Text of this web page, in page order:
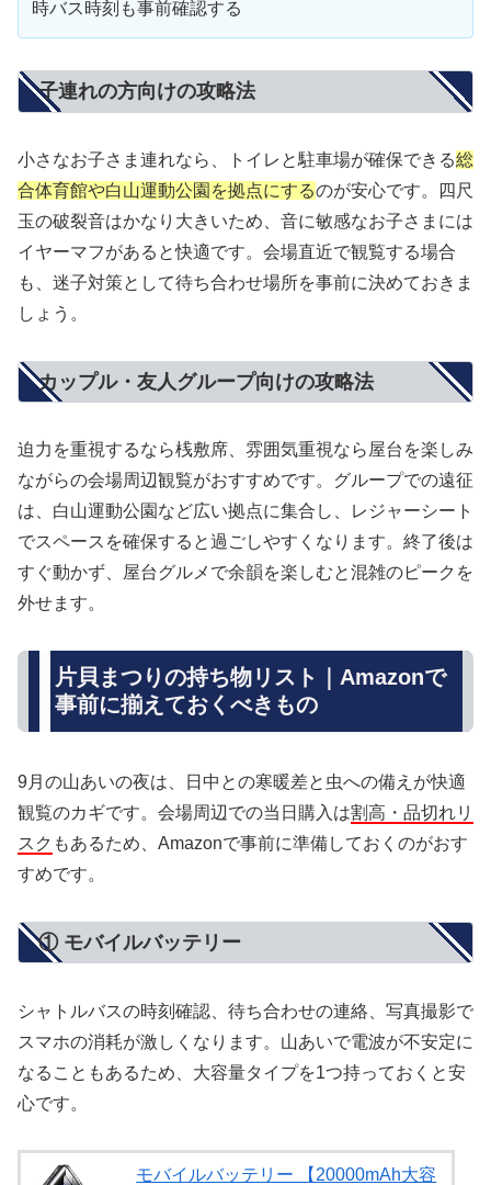
時バス時刻も事前確認する
子連れの方向けの攻略法
小さなお子さま連れなら、トイレと駐車場が確保できる総
合体育館や白山運動公園を拠点にするのが安心です。四尺
玉の破裂音はかなり大きいため、音に敏感なお子さまには
イヤーマフがあると快適です。会場直近で観覧する場合
も、迷子対策として待ち合わせ場所を事前に決めておきま
しょう。
カップル・友人グループ向けの攻略法
迫力を重視するなら桟敷席、雰囲気重視なら屋台を楽しみ
ながらの会場周辺観覧がおすすめです。グループでの遠征
は、白山運動公園など広い拠点に集合し、レジャーシート
でスペースを確保すると過ごしやすくなります。終了後は
すぐ動かず、屋台グルメで余韻を楽しむと混雑のピークを
外せます。
片貝まつりの持ち物リスト｜Amazonで
事前に揃えておくべきもの
9月の山あいの夜は、日中との寒暖差と虫への備えが快適
観覧のカギです。会場周辺での当日購入は割高・品切れリ
スク もあるため、Amazonで事前に準備しておくのがおす
すめです。
① モバイルバッテリー
シャトルバスの時刻確認、待ち合わせの連絡、写真撮影で
スマホの消耗が激しくなります。山あいで電波が不安定に
なることもあるため、大容量タイプを1つ持っておくと安
心です。
モバイルバッテリー 【20000mAh大容